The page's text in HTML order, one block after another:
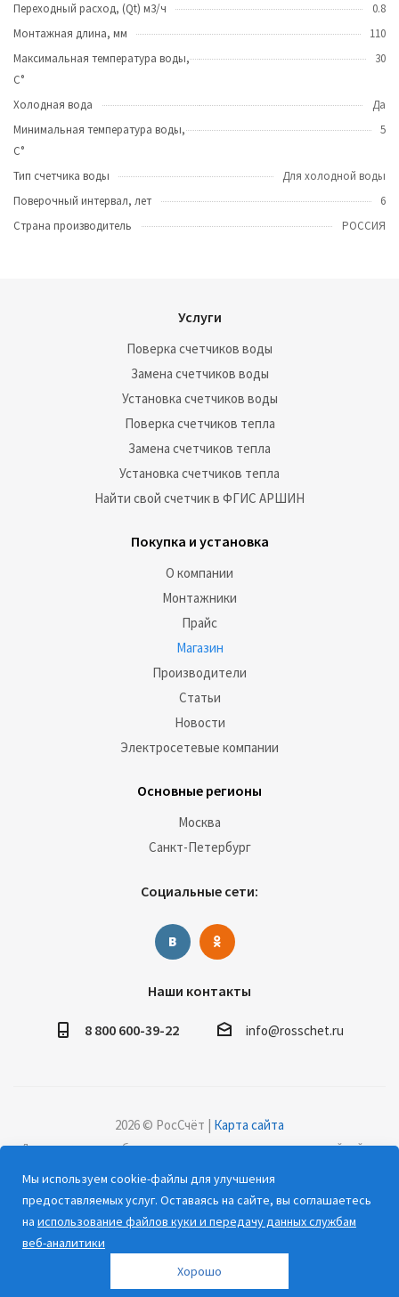
Переходный расход, (Qt) м3/ч
0.8
Монтажная длина, мм
110
Максимальная температура воды,
C°
30
Холодная вода
Да
Минимальная температура воды,
С°
5
Тип счетчика воды
Для холодной воды
Поверочный интервал, лет
6
Страна производитель
РОССИЯ
Услуги
Поверка счетчиков воды
Замена счетчиков воды
Установка счетчиков воды
Поверка счетчиков тепла
Замена счетчиков тепла
Установка счетчиков тепла
Найти свой счетчик в ФГИС АРШИН
Покупка и установка
О компании
Монтажники
Прайс
Магазин
Производители
Статьи
Новости
Электросетевые компании
Основные регионы
Москва
Санкт-Петербург
Социальные сети:
Наши контакты
8 800 600-39-22 info@rosschet.ru
2026 © РосСчёт | Карта сайта
Дорогие клиенты, обращаем ваше внимание на то, что данный сайт и
на сайте, носят информационный характер и ни при каких условиях не
являются публичной офертой, определяемой положениями Статьи 437
(2) Гражданского кодекса РФ.
Мы используем cookie-файлы для улучшения
предоставляемых услуг. Оставаясь на сайте, вы соглашаетесь
на использование файлов куки и передачу данных службам
веб-аналитики
Хорошо